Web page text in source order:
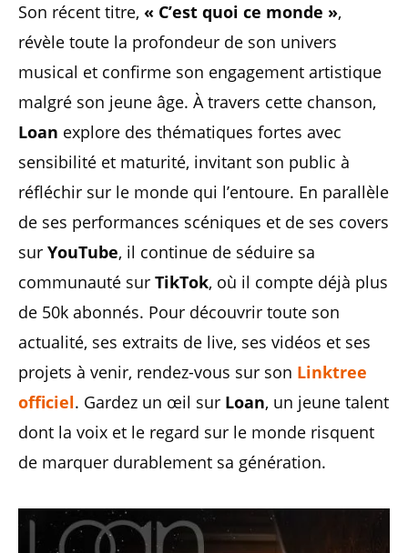
Son récent titre, « C’est quoi ce monde »,
révèle toute la profondeur de son univers
musical et confirme son engagement artistique
malgré son jeune âge. À travers cette chanson,
Loan explore des thématiques fortes avec
sensibilité et maturité, invitant son public à
réfléchir sur le monde qui l’entoure. En parallèle
de ses performances scéniques et de ses covers
sur YouTube, il continue de séduire sa
communauté sur TikTok, où il compte déjà plus
de 50k abonnés. Pour découvrir toute son
actualité, ses extraits de live, ses vidéos et ses
projets à venir, rendez-vous sur son Linktree
officiel. Gardez un œil sur Loan, un jeune talent
dont la voix et le regard sur le monde risquent
de marquer durablement sa génération.